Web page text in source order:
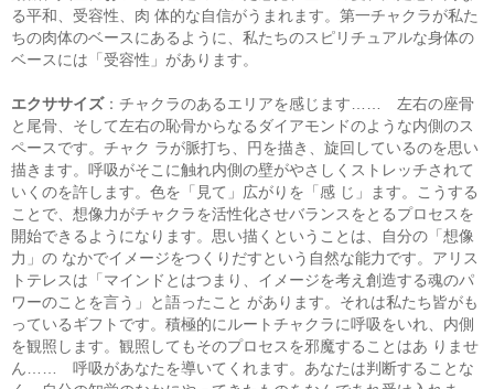
る平和、受容性、肉 体的な自信がうまれます。第一チャクラが私た
ちの肉体のベースにあるように、私たちのスピリチュアルな身体の
ベースには「受容性」があります。
エクササイズ：チャクラのあるエリアを感じます…… 左右の座骨
と尾骨、そして左右の恥骨からなるダイアモンドのような内側のス
ペースです。チャク ラが脈打ち、円を描き、旋回しているのを思い
描きます。呼吸がそこに触れ内側の壁がやさしくストレッチされて
いくのを許します。色を「見て」広がりを「感 じ」ます。こうする
ことで、想像力がチャクラを活性化させバランスをとるプロセスを
開始できるようになります。思い描くということは、自分の「想像
力」の なかでイメージをつくりだすという自然な能力です。アリス
トテレスは「マインドとはつまり、イメージを考え創造する魂のパ
ワーのことを言う」と語ったこと があります。それは私たち皆がも
っているギフトです。積極的にルートチャクラに呼吸をいれ、内側
を観照します。観照してもそのプロセスを邪魔することはあ りませ
ん…… 呼吸があなたを導いてくれます。あなたは判断することな